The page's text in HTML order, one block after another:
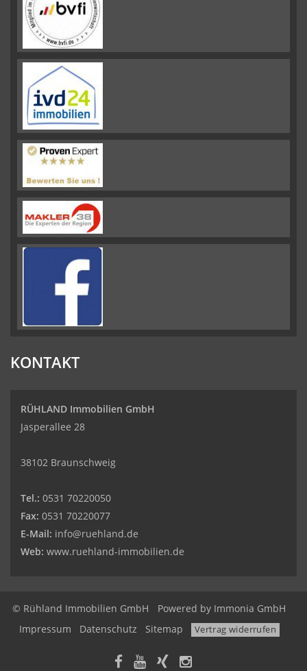
KONTAKT
RÜHLAND Immobilien GmbH
Jasperallee 28
38102 Braunschweig
Tel.: 0531 70220050
Fax: 0531 70220077
E-Mail: info@ruehland.de
Web: www.ruehland-immobilien.de
© Rühland Immobilien GmbH Powered by Immonia GmbH
Impressum
Datenschutz Sitemap Vertrag widerrufen